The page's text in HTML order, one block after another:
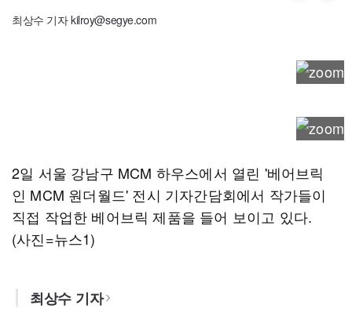
최상수 기자 kilroy@segye.com
2일 서울 강남구 MCM 하우스에서 열린 '베어브릭
인 MCM 원더월드' 전시 기자간담회에서 작가들이
직접 작업한 베어브릭 제품을 들어 보이고 있다.
(사진=뉴스1)
최상수 기자